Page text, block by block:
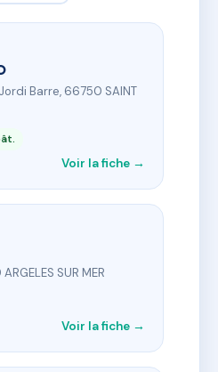
Barre, 66750 SAINT
Voir la fiche →
SUR MER
Voir la fiche →